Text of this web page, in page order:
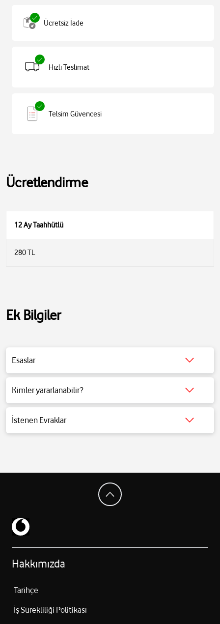
Ücretsiz İade
Hızlı Teslimat
Telsim Güvencesi
Ücretlendirme
12 Ay Taahhütlü
280 TL
Ek Bilgiler
Esaslar
Detaylı bilgi içintıklayınız.
Kimler yararlanabilir?
Detaylı bilgi içintıklayınız.
İstenen Evraklar
Detaylı bilgi içintıklayınız.
Hakkımızda
Tarihçe
İş Sürekliliği Politikası